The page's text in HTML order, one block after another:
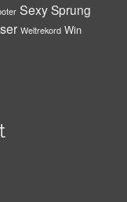
SexySprung
Weltrekord Win